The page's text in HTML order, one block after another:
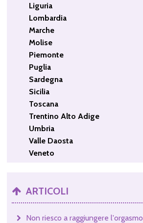
Liguria
Lombardia
Marche
Molise
Piemonte
Puglia
Sardegna
Sicilia
Toscana
Trentino Alto Adige
Umbria
Valle Daosta
Veneto
ARTICOLI
Non riesco a raggiungere l'orgasmo